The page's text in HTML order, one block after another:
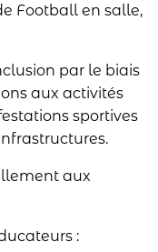
Football en salle,
par le biais
aux activités
sportives
aux
: